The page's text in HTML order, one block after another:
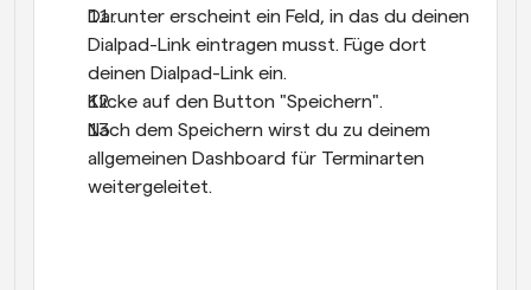
Darunter erscheint ein Feld, in das du deinen
Dialpad-Link eintragen musst. Füge dort
deinen Dialpad-Link ein.
Klicke auf den Button "Speichern".
Nach dem Speichern wirst du zu deinem
allgemeinen Dashboard für Terminarten
weitergeleitet.